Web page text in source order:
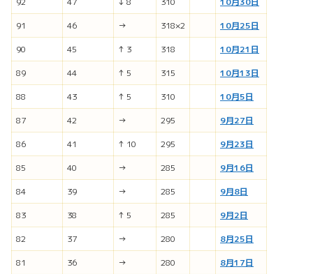
91
46 → 318×2 10月25日
90
45 ↑ 3 318
10月21日
89
44 ↑ 5 315
10月13日
88
43 ↑ 5 310
10月5日
87
42 → 295
9月27日
86
41 ↑ 10 295
9月23日
85
40 → 285
9月16日
84
39 → 285
9月8日
83
38 ↑ 5 285
9月2日
82
37 → 280
8月25日
81
36 → 280
8月17日